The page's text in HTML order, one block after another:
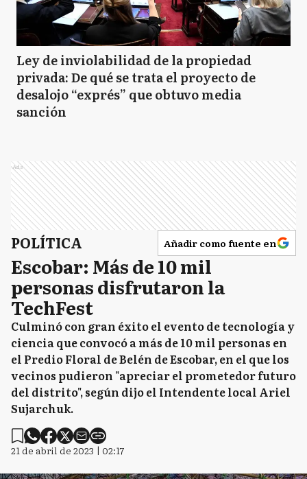
Ley de inviolabilidad de la propiedad
privada: De qué se trata el proyecto de
desalojo “exprés” que obtuvo media
sanción
Ads
POLÍTICA Añadir como fuente en
Escobar: Más de 10 mil
personas disfrutaron la
TechFest
Culminó con gran éxito el evento de tecnología y
ciencia que convocó a más de 10 mil personas en
el Predio Floral de Belén de Escobar, en el que los
vecinos pudieron "apreciar el prometedor futuro
del distrito", según dijo el Intendente local Ariel
Sujarchuk.
21 de abril de 2023 | 02:17